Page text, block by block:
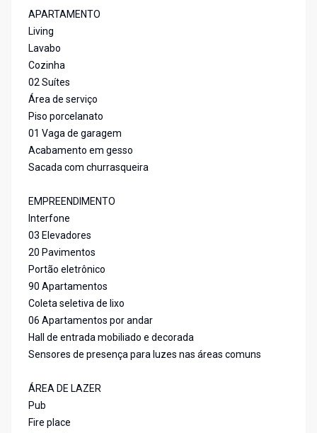
APARTAMENTO
Living
Lavabo
Cozinha
02 Suítes
Área de serviço
Piso porcelanato
01 Vaga de garagem
Acabamento em gesso
Sacada com churrasqueira
EMPREENDIMENTO
Interfone
03 Elevadores
20 Pavimentos
Portão eletrônico
90 Apartamentos
Coleta seletiva de lixo
06 Apartamentos por andar
Hall de entrada mobiliado e decorada
Sensores de presença para luzes nas áreas comuns
ÁREA DE LAZER
Pub
Fire place